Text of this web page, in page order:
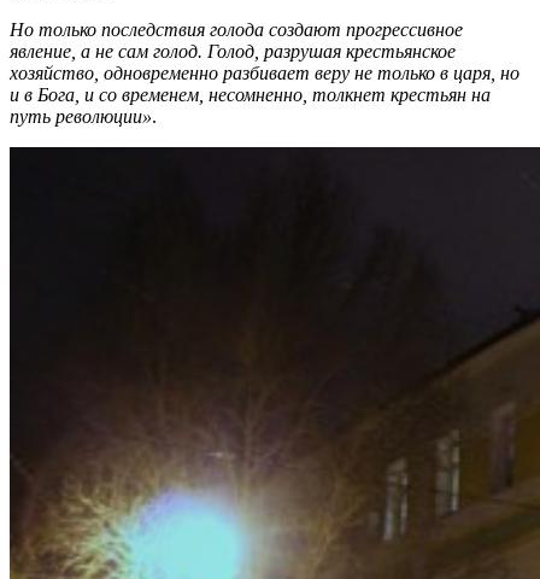
Но только последствия голода создают прогрессивное
явление, а не сам голод. Голод, разрушая крестьянское
хозяйство, одновременно разбивает веру не только в царя, но
и в Бога, и со временем, несомненно, толкнет крестьян на
путь революции».